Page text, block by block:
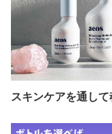
スキンケアを通し